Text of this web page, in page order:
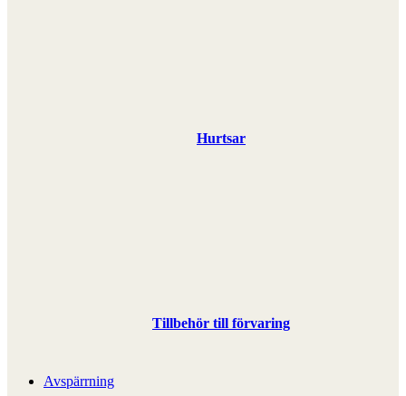
Hurtsar
Tillbehör till förvaring
Avspärrning